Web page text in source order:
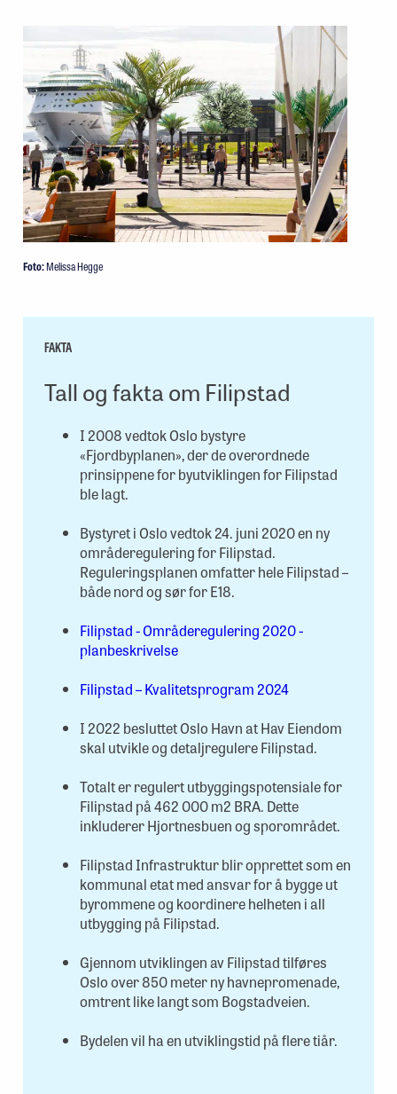
Foto:Melissa Hegge
FAKTA
Tall og fakta om Filipstad
I 2008 vedtok Oslo bystyre
«Fjordbyplanen», der de overordnede
prinsippene for byutviklingen for Filipstad
ble lagt.
Bystyret i Oslo vedtok 24. juni 2020 en ny
områderegulering for Filipstad.
Reguleringsplanen omfatter hele Filipstad –
både nord og sør for E18.
Filipstad - Områderegulering 2020 -
planbeskrivelse
Filipstad – Kvalitetsprogram 2024
I 2022 besluttet Oslo Havn at Hav Eiendom
skal utvikle og detaljregulere Filipstad.
Totalt er regulert utbyggingspotensiale for
Filipstad på 462 000 m2 BRA. Dette
inkluderer Hjortnesbuen og sporområdet.
Filipstad Infrastruktur blir opprettet som en
kommunal etat med ansvar for å bygge ut
byrommene og koordinere helheten i all
utbygging på Filipstad.
Gjennom utviklingen av Filipstad tilføres
Oslo over 850 meter ny havnepromenade,
omtrent like langt som Bogstadveien.
Bydelen vil ha en utviklingstid på flere tiår.